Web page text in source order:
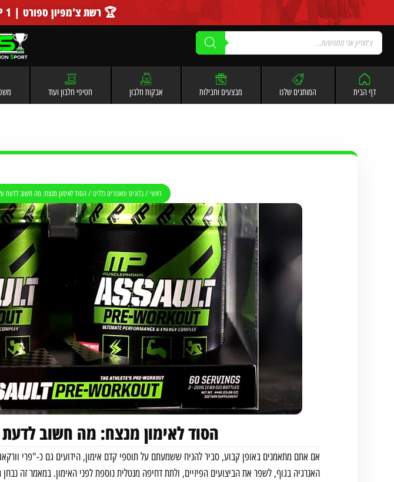
🏆 רשת צ'מפיון ספורט | TOP 1 | משווק מורשה באחריות
דף הבית המותגים שלנו מבצעים וחבילות אבקות חלבון חטיפי חלבון ועוד
ראשי /בלוגים ומאמרים כללים /הסוד לאימון מנצח: מה חשוב לדעת
הסוד לאימון מנצח: מה חשוב
אם אתם מתאמנים באופן קבוע, סביר להניח ששמעתם על תוספי קדם אימון, הידועים גם כ-"פרי
האנרגיה בגוף, לשפר את הביצועים הפיזיים, ולתת דחיפה מנטלית נוספת לפני האימון. במאמר זה